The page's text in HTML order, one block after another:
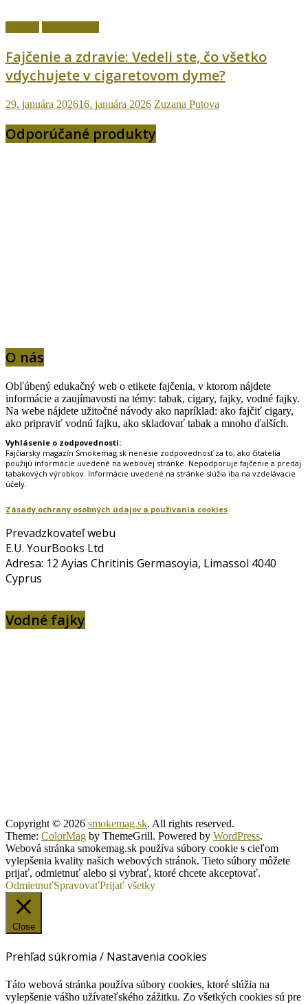
Fajčenie a zdravie: Vedeli ste, čo všetko
vdychujete v cigaretovom dyme?
29. januára 202616. januára 2026 Zuzana Putova
Odporúčané produkty
O nás
Obľúbený edukačný web o etikete fajčenia, v ktorom nájdete
informácie a zaujímavosti na témy: tabak, cigary, fajky, vodné fajky.
Na webe nájdete užitočné návody ako napríklad: ako fajčiť cigary,
ako pripraviť vodnú fajku, ako skladovať tabak a mnoho ďalších.
Vyhlásenie o zodpovednosti:
Fajčiarsky magazín Smokemag.sk nenesie zodpovednosť za to, ako čitatelia
použijú informácie uvedené na webovej stránke. Nepodporuje fajčenie a predaj
tabakových výrobkov. Informácie uvedené na stránke slúžia iba na vzdelávacie
účely.
Zásady ochrany osobných údajov a používania cookies
Prevadzkovateľ webu
E.U. YourBooks Ltd
Adresa: 12 Ayias Chritinis Germasoyia, Limassol 4040
Cyprus
Vodné fajky
Copyright © 2026 smokemag.sk. All rights reserved.
Theme: ColorMag by ThemeGrill. Powered by WordPress.
Webová stránka smokemag.sk používa súbory cookie s cieľom
vylepšenia kvality našich webových stránok. Tieto súbory môžete
prijať, odmietnuť alebo si vybrať, ktoré chcete akceptovať.
OdmietnuťSpravovaťPrijať všetky
Close
Prehľad súkromia / Nastavenia cookies
Táto webová stránka používa súbory cookies, ktoré slúžia na
vylepšenie vášho užívateľského zážitku. Zo všetkých cookies sú pre